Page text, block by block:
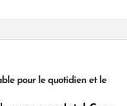
pour le quotidien et le